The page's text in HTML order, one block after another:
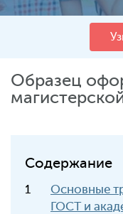
Образец
Содержание
Основные
ГОСТ и